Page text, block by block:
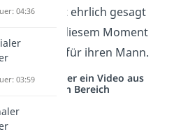
er ihr nicht ehrlich gesagt
fehlt. In diesem Moment
sie
für ihren Mann.
vernetzt: Hier ein Video aus
einem anderen Bereich
04:36
03:59